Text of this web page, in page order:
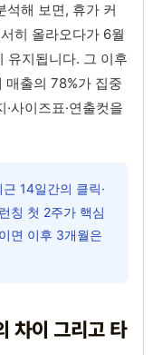
석해 보면, 휴가 커
히 올라오다가 6월
유지됩니다. 그 이후
매출의 78%가 집중
사이즈표·연출컷을
14일간의 클릭·
칭 첫 2주가 핵심
면 이후 3개월은
차이 그리고 타